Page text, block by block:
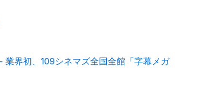
界初、109シネマズ全国全館「字幕メガ